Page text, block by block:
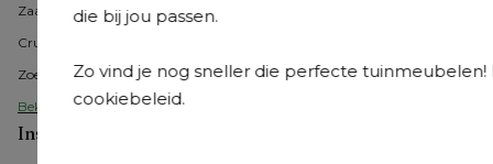
die bij jou passen.
Zo vind je nog sneller die perfecte tuinmeubelen!
cookiebeleid.
Zaandam
Cruquius
Zoeterwoude
Bekijk alle Benelux showrooms
Inspiratie